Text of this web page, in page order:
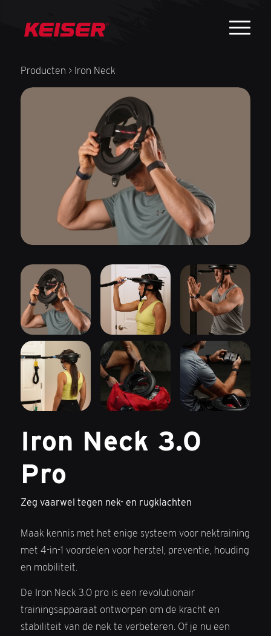
Producten > Iron Neck
Iron Neck 3.0
Pro
Zeg vaarwel tegen nek- en rugklachten
Maak kennis met het enige systeem voor nektraining
met 4-in-1 voordelen voor herstel, preventie, houding
en mobiliteit.
De Iron Neck 3.0 pro is een revolutionair
trainingsapparaat ontworpen om de kracht en
stabiliteit van de nek te verbeteren. Of je nu een